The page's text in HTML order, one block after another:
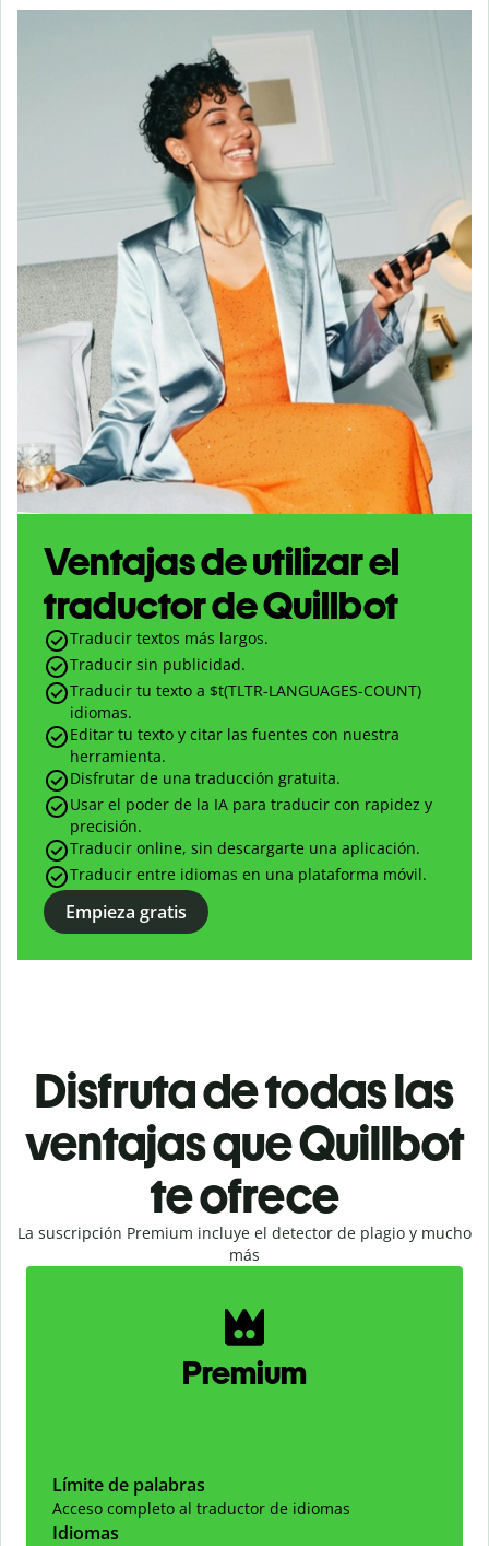
Ventajas de utilizar el
traductor de Quillbot
Traducir textos más largos.
Traducir sin publicidad.
Traducir tu texto a $t(TLTR-LANGUAGES-COUNT)
idiomas.
Editar tu texto y citar las fuentes con nuestra
herramienta.
Disfrutar de una traducción gratuita.
Usar el poder de la IA para traducir con rapidez y
precisión.
Traducir online, sin descargarte una aplicación.
Traducir entre idiomas en una plataforma móvil.
Empieza gratis
Disfruta de todas las
ventajas que Quillbot
te ofrece
La suscripción Premium incluye el detector de plagio y mucho
más
Premium
Límite de palabras
Acceso completo al traductor de idiomas
Idiomas